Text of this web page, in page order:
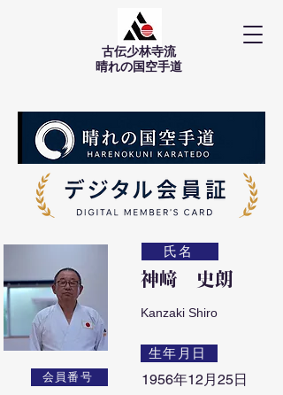
古伝少林寺流
​晴れの国空手道
会員番号
氏名
神﨑 史朗
Kanzaki Shiro
生年月日
1956年12月25日